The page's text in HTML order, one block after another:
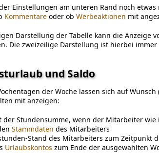
Einstellungen am unteren Rand noch
Kommentare oder ob Werbeaktionen mit
Darstellung der Tabelle kann die Anzeige
Die zweizeilige Darstellung ist hierbei
und Saldo
der Woche lassen sich auf
mit anzeigen:
der Stundensumme, wenn der Mitarbeiter
Stammdaten des Mitarbeiters
Stand des Mitarbeiters zum Zeitpunkt
Urlaubskontos zum Ende der ausgewählten